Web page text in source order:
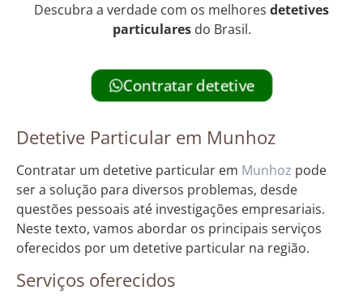
Descubra a verdade com os melhores detetives
particularesdo Brasil.
Contratar detetive
Detetive Particular em Munhoz
Contratar um detetive particular em Munhoz pode
ser a solução para diversos problemas, desde
questões pessoais até investigações empresariais.
Neste texto, vamos abordar os principais serviços
oferecidos por um detetive particular na região.
Serviços oferecidos